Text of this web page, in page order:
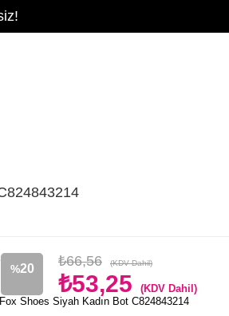
%20
İndirim
₺66,56 (KDV Dahil)
₺53,25 (KDV Dahil)
Fox Shoes Siyah Kadın Bot C824843214